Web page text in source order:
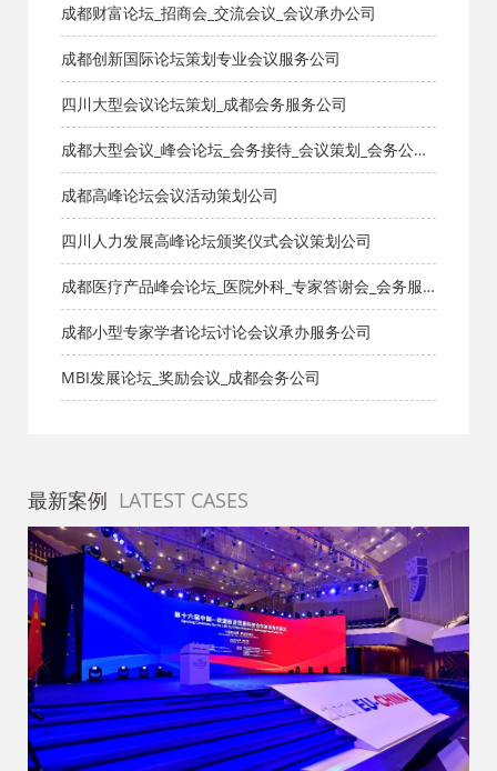
成都财富论坛_招商会_交流会议_会议承办公司
成都创新国际论坛策划专业会议服务公司
四川大型会议论坛策划_成都会务服务公司
成都大型会议_峰会论坛_会务接待_会议策划_会务公司
兼职人员
成都高峰论坛会议活动策划公司
四川人力发展高峰论坛颁奖仪式会议策划公司
成都医疗产品峰会论坛_医院外科_专家答谢会_会务服
务公司
成都小型专家学者论坛讨论会议承办服务公司
MBI发展论坛_奖励会议_成都会务公司
最新案例 LATEST CASES